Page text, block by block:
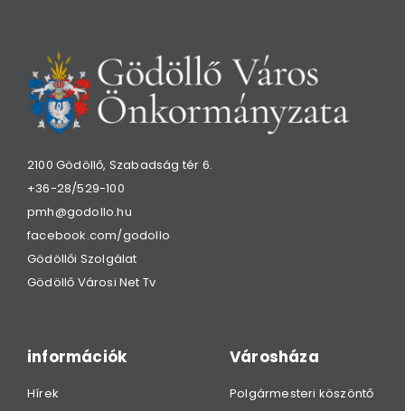
2100 Gödöllő, Szabadság tér 6.
+36-28/529-100
pmh@godollo.hu
facebook.com/godollo
Gödöllői Szolgálat
Gödöllő Városi Net Tv
információk
Hírek
Városháza
Polgármesteri köszöntő